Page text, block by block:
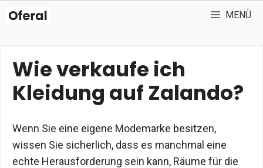
Zum
Inhalt
MENÜ
Wie verkaufe ich
Kleidung auf Zalando?
Wenn Sie eine eigene Modemarke besitzen,
wissen Sie sicherlich, dass es manchmal eine
echte Herausforderung sein kann, Räume für die